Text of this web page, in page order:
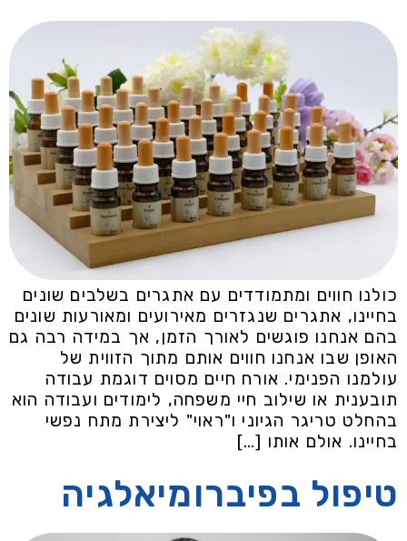
כולנו חווים ומתמודדים עם אתגרים בשלבים שונים
בחיינו, אתגרים שנגזרים מאירועים ומאורעות שונים
בהם אנחנו פוגשים לאורך הזמן, אך במידה רבה גם
האופן שבו אנחנו חווים אותם מתוך הזווית של
עולמנו הפנימי. אורח חיים מסוים דוגמת עבודה
תובענית או שילוב חיי משפחה, לימודים ועבודה הוא
בהחלט טריגר הגיוני ו"ראוי" ליצירת מתח נפשי
בחיינו. אולם אותו […]
טיפול בפיברומיאלגיה